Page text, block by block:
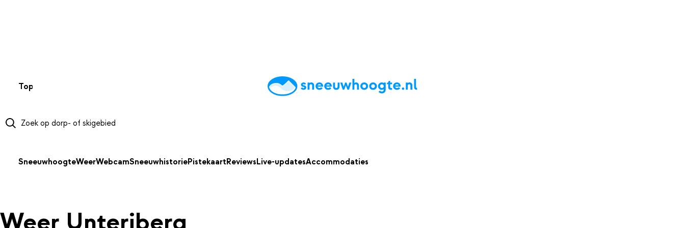
Top 50 AccommodatiesTipsReviewsLive updatesApp
SneeuwhoogteWeerWebcamSneeuwhistoriePistekaartReviewsLive-updatesAccommodaties